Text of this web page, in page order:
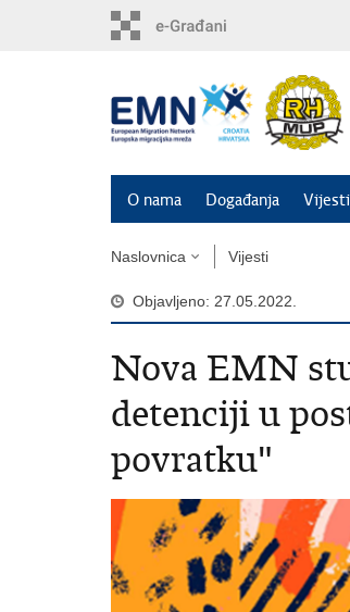
O nama Događanja Vijesti
Naslovnica Vijesti
Objavljeno: 27.05.2022.
Nova EMN
detenciji u
povratku"